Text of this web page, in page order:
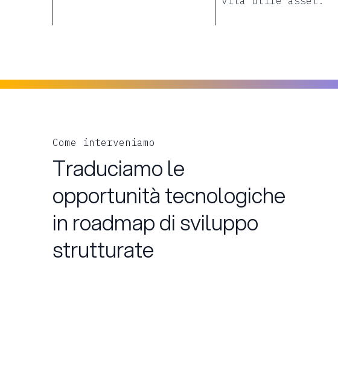
Come interveniamo
Traduciamo le
opportunità tecnologiche
in roadmap di sviluppo
strutturate